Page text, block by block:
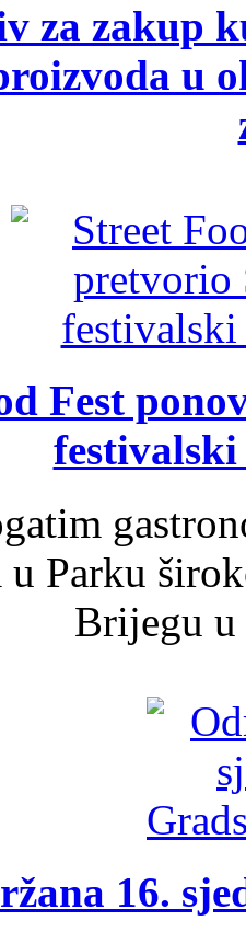
za zakup
u
Fest
u Parku
Brijegu u
16.